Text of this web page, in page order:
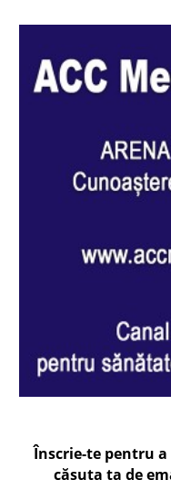
Înscrie-te pentru
căsuța ta de